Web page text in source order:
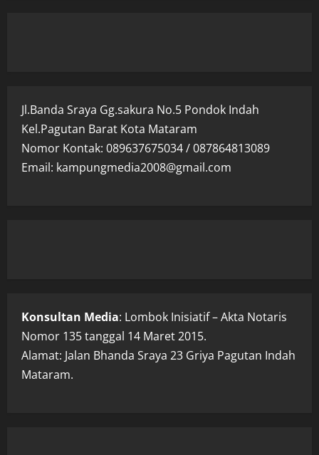
Jl.Banda Sraya Gg.sakura No.5 Pondok Indah
Kel.Pagutan Barat Kota Mataram
Nomor Kontak: 089637675034 / 087864813089
Email: kampungmedia2008@gmail.com
Konsultan Media: Lombok Inisiatif – Akta Notaris
Nomor 135 tanggal 14 Maret 2015.
Alamat: Jalan Bhanda Sraya 23 Griya Pagutan Indah
Mataram.